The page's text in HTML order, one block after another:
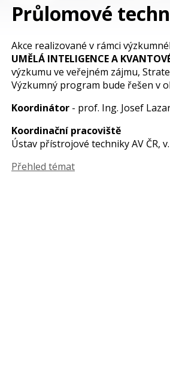
Průlomové
Akce realizované v rámci
UMĚLÁ INTELIGENCE A
výzkumu ve veřejném zájmu,
Výzkumný program bude řešen v
Koordinátor - prof. Ing. Josef
Koordinační pracoviště
Ústav přístrojové techniky AV ČR, v.
Přehled témat